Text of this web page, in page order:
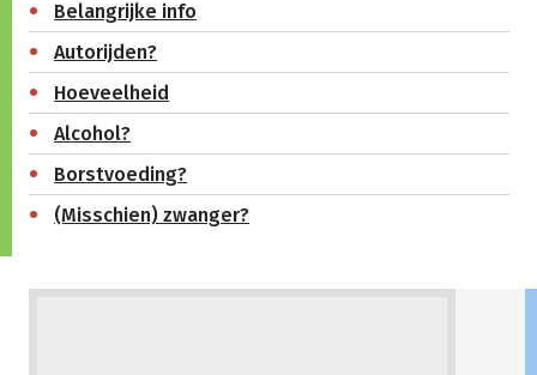
Belangrijke info
Autorijden?
Hoeveelheid
Alcohol?
Borstvoeding?
(Misschien) zwanger?